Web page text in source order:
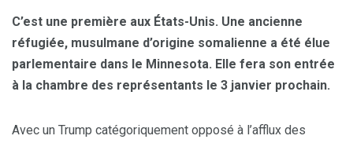
C’est une première aux États-Unis. Une ancienne
réfugiée, musulmane d’origine somalienne a été élue
parlementaire dans le Minnesota. Elle fera son entrée
à la chambre des représentants le 3 janvier prochain.
Avec un Trump catégoriquement opposé à l’afflux des